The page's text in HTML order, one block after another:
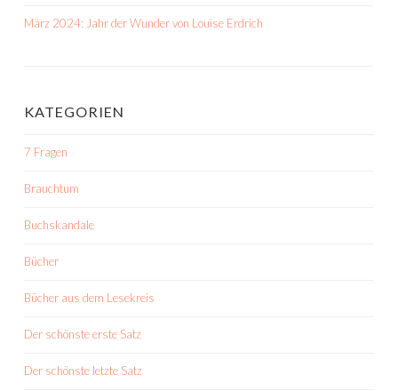
März 2024: Jahr der Wunder von Louise Erdrich
KATEGORIEN
7 Fragen
Brauchtum
Buchskandale
Bücher
Bücher aus dem Lesekreis
Der schönste erste Satz
Der schönste letzte Satz